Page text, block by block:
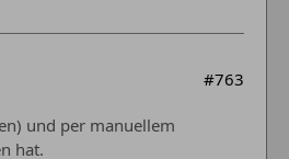
#763
und per manuellem
hat.